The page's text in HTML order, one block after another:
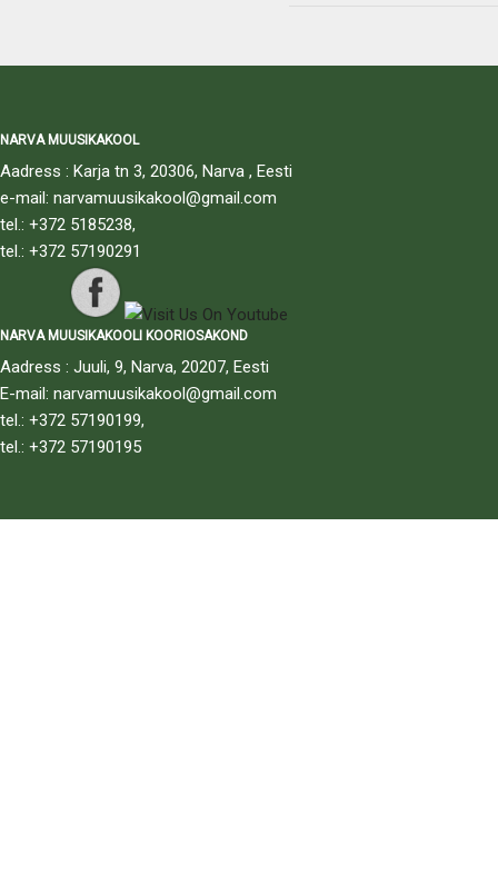
NARVA MUUSIKAKOOL
Aadress : Karja tn 3, 20306, Narva , Eesti
e-mail: narvamuusikakool@gmail.com
tel.: +372 5185238,
tel.: +372 57190291
NARVA MUUSIKAKOOLI KOORIOSAKOND
Aadress : Juuli, 9, Narva, 20207, Eesti
E-mail: narvamuusikakool@gmail.com
tel.: +372 57190199,
tel.: +372 57190195